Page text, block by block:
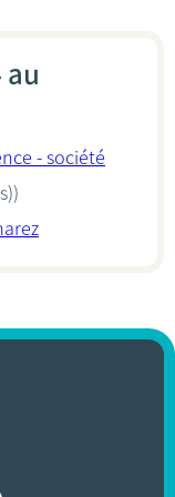
- société